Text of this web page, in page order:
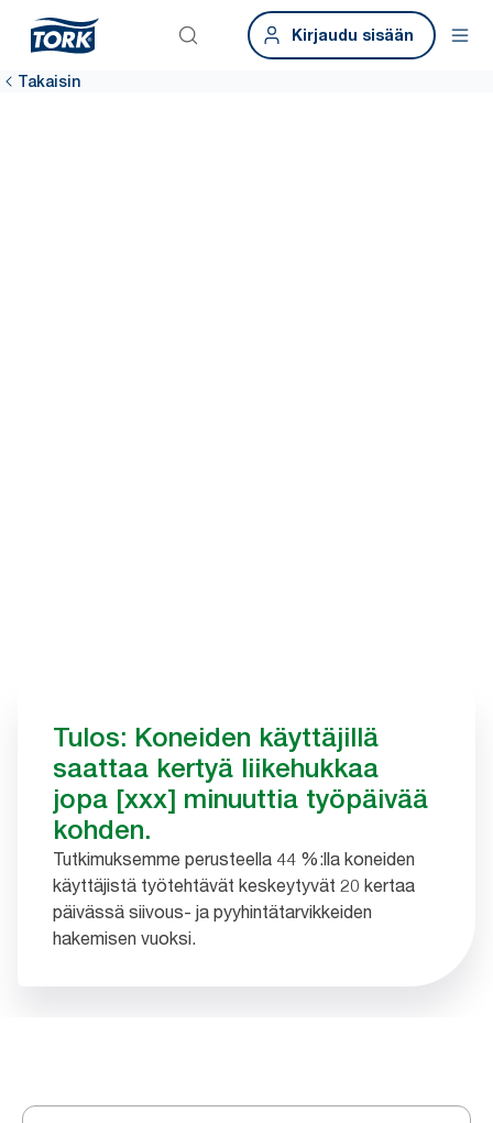
Kirjaudu sisään
Takaisin
Tulos: Koneiden käyttäjillä
saattaa kertyä liikehukkaa
jopa [xxx] minuuttia työpäivää
kohden.
Tutkimuksemme perusteella 44 %:lla koneiden
käyttäjistä työtehtävät keskeytyvät 20 kertaa
päivässä siivous- ja pyyhintätarvikkeiden
hakemisen vuoksi.